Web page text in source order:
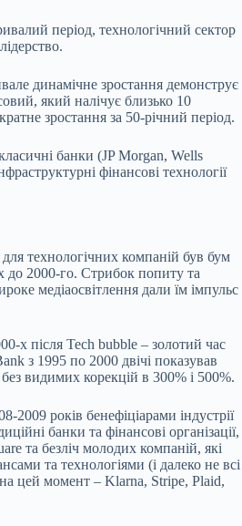
період, технологічний сектор
динамічне зростання демонструє
який налічує близько 10
зростання за 50-річний період.
банки (JP Morgan, Wells
фінансові технології
технологічних компаній був бум
до 2000-го. Стрибок попиту та
медіаосвітлення дали їм імпульс
х після Tech bubble – золотий час
з 1995 по 2000 двічі показував
видимих корекцій в 300% і 500%.
2009 років бенефіціарами індустрії
банки та фінансові організації,
та безліч молодих компаній, які
та технологіями (і далеко не всі
цей момент – Klarna, Stripe, Plaid,